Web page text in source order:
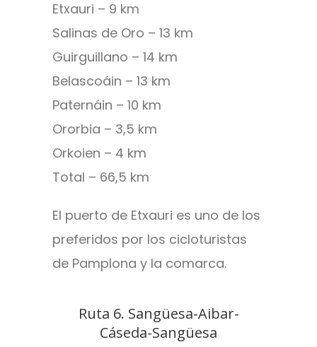
Etxauri – 9 km
Salinas de Oro – 13 km
Guirguillano – 14 km
Belascoáin – 13 km
Paternáin – 10 km
Ororbia – 3,5 km
Orkoien – 4 km
Total – 66,5 km
El puerto de Etxauri es uno de los
preferidos por los cicloturistas
de Pamplona y la comarca.
Ruta 6. Sangüesa-Aibar-
Cáseda-Sangüesa